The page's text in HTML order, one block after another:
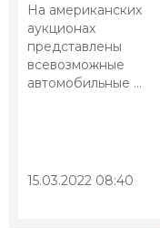
На американских
аукционах
представлены
всевозможные
автомобильные ...
15.03.2022 08:40